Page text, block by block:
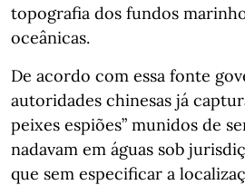
topografia dos fundos
oceânicas.
De acordo com essa fonte
autoridades chinesas já
peixes espiões” munidos de
nadavam em águas sob
que sem especificar a